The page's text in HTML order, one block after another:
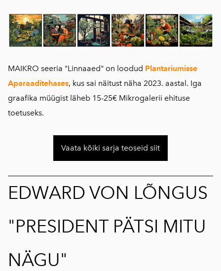
MAIKRO seeria "Linnaaed" on loodud Plantariumisse
Aparaaditehases, kus sai näitust näha 2023. aastal. Iga
graafika müügist läheb 15-25€ Mikrogalerii ehituse
toetuseks.
Vaata kõiki sarja teoseid siit
EDWARD VON LÕNGUS
"PRESIDENT PÄTSI MITU
NÄGU"